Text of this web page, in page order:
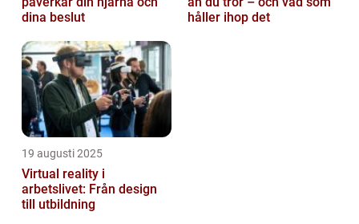
dina beslut
håller ihop det
19 augusti 2025
Virtual reality i
arbetslivet: Från design
till utbildning